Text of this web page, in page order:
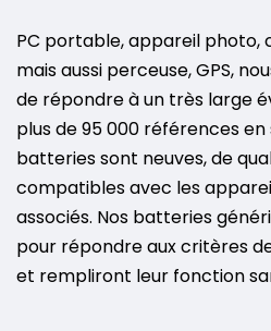
PC portable, appareil photo,
mais aussi perceuse, GPS,
de répondre à un très large
plus de 95 000 références
batteries sont neuves, de
compatibles avec les
associés. Nos batteries
pour répondre aux critères
et rempliront leur fonction